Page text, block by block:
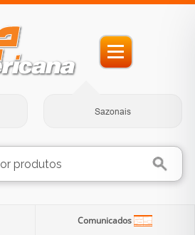
Sazonais
Comunicados